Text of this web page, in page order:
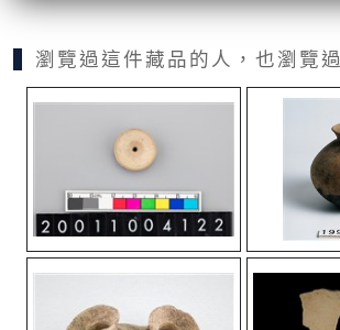
瀏覽過這件藏品的人，也瀏覽過